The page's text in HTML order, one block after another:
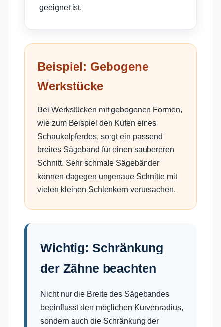
geeignet ist.
Beispiel: Gebogene
Werkstücke
Bei Werkstücken mit gebogenen Formen,
wie zum Beispiel den Kufen eines
Schaukelpferdes, sorgt ein passend
breites Sägeband für einen saubereren
Schnitt. Sehr schmale Sägebänder
können dagegen ungenaue Schnitte mit
vielen kleinen Schlenkern verursachen.
Wichtig: Schränkung
der Zähne beachten
Nicht nur die Breite des Sägebandes
beeinflusst den möglichen Kurvenradius,
sondern auch die Schränkung der